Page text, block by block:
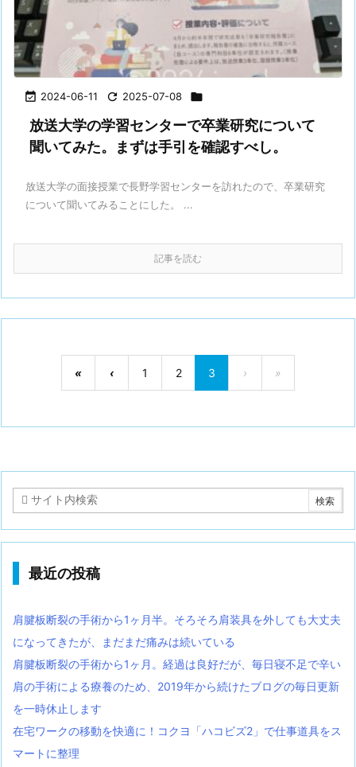
 2024-06-11  2025-07-08 
放送大学の学習センターで卒業研究について
聞いてみた。まずは手引を確認すべし。
放送大学の面接授業で長野学習センターを訪れたので、卒業研究
について聞いてみることにした。 ...
記事を読む
« ‹ 1 2 3 › »
最近の投稿
肩腱板断裂の手術から1ヶ月半。そろそろ肩装具を外しても大丈夫
になってきたが、まだまだ痛みは続いている
肩腱板断裂の手術から1ヶ月。経過は良好だが、毎日寝不足で辛い
肩の手術による療養のため、2019年から続けたブログの毎日更新
を一時休止します
在宅ワークの移動を快適に！コクヨ「ハコビズ2」で仕事道具をス
マートに整理